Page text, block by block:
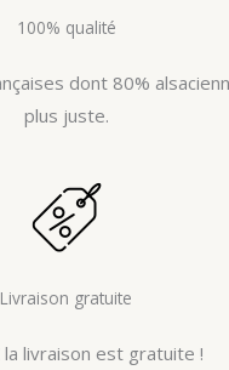
100% qualité
dont 80%
plus juste.
Livraison gratuite
livraison est gratuite !